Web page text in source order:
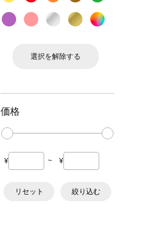
選択を解除する
価格
¥ ~ ¥
リセット 絞り込む